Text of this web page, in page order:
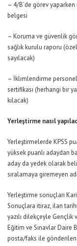
– 4/B’de görev
belgesi
– Koruma ve güvenlik
sağlık kurulu raporu
sayılacak)
– İklimlendirme
sertifikası (herhangi bir
kılacak)
Yerleştirme nasıl
Yerleştirmelerde KPSS
yüksek puanlı adaydan
aday da yedek olarak
sıralamaya giremeyen
Yerleştirme sonuçları
Sonuçlara itiraz, ilan
yazılı dilekçeyle Gençlik
Eğitim ve Sınavlar Daire
posta/faks ile gönderilen